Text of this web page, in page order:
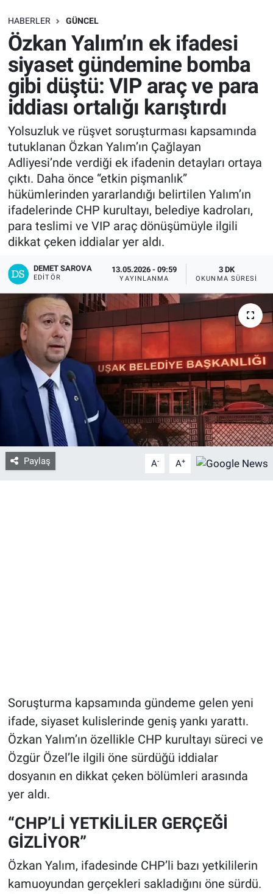
HABERLER GÜNCEL
Özkan Yalım’ın ek ifadesi
siyaset gündemine bomba
gibi düştü: VIP araç ve para
iddiası ortalığı karıştırdı
Yolsuzluk ve rüşvet soruşturması kapsamında
tutuklanan Özkan Yalım’ın Çağlayan
Adliyesi’nde verdiği ek ifadenin detayları ortaya
çıktı. Daha önce “etkin pişmanlık”
hükümlerinden yararlandığı belirtilen Yalım’ın
ifadelerinde CHP kurultayı, belediye kadroları,
para teslimi ve VIP araç dönüşümüyle ilgili
dikkat çeken iddialar yer aldı.
DEMET SAROVA
EDITÖR
13.05.2026 - 09:59
YAYINLANMA
3 DK
OKUNMA SÜRESI
Paylaş A- A+
Soruşturma kapsamında gündeme gelen yeni
ifade, siyaset kulislerinde geniş yankı yarattı.
Özkan Yalım’ın özellikle CHP kurultayı süreci ve
Özgür Özel’le ilgili öne sürdüğü iddialar
dosyanın en dikkat çeken bölümleri arasında
yer aldı.
“CHP’Lİ YETKİLİLER GERÇEĞİ
GİZLİYOR”
Özkan Yalım, ifadesinde CHP’li bazı yetkililerin
kamuoyundan gerçekleri sakladığını öne sürdü.
SAĞLIK
EKONOMİ
EĞİTİM
ÖZEL HABER
Keşfet
ASTROLOJİ
MANŞET
RESMİ İLANLAR
İLAN
Bize ulaşın
İletişim/Künye
Yaşam
Gözden Kaçmasın
İletişim (Künye)